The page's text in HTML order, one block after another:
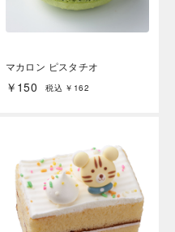
マカロン ピスタチオ
￥150 税込 ￥162